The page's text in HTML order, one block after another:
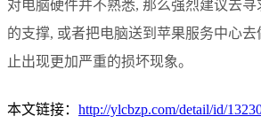
对电脑硬件并不熟悉, 那么强烈建议去
的支撑, 或者把电脑送到苹果服务中心
止出现更加严重的损坏现象。
本文链接： http://ylcbzp.com/detail/id/